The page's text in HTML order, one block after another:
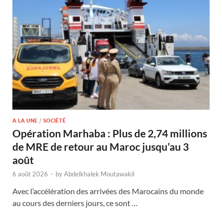
A LA UNE / SOCIÉTÉ
Opération Marhaba : Plus de 2,74 millions
de MRE de retour au Maroc jusqu’au 3
août
6 août 2026 - byAbdelkhalek Moutawakil
Avec l’accélération des arrivées des Marocains du monde
au cours des derniers jours, ce sont …